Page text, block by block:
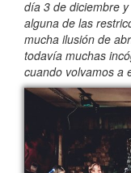
día 3 de diciembre
alguna de las
mucha ilusión de
todavía muchas
cuando volvamos a